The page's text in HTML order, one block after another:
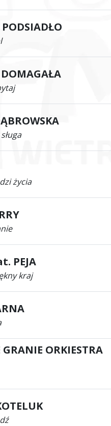
DOMAGAŁA
życia
PEJA
kraj
GRANIE ORKIESTRA